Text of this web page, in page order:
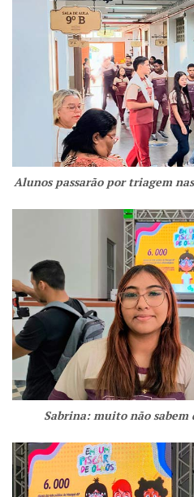
Alunos passarão por triagem
Sabrina: muito não sabem